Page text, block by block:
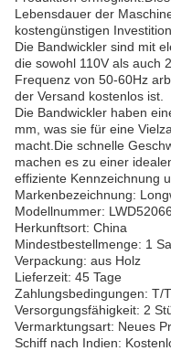
Lebensdauer der
kostengünstigen
Die Bandwickler sind mit
die sowohl 110V als auch
Frequenz von 50-60Hz
der Versand kostenlos ist.
Die Bandwickler haben
mm, was sie für eine
macht.Die schnelle
machen es zu einer
effiziente Kennzeichnung
Markenbezeichnung:
Modellnummer:
Herkunftsort: China
Mindestbestellmenge: 1
Verpackung: aus Holz
Lieferzeit: 45 Tage
Zahlungsbedingungen: T/T
Versorgungsfähigkeit: 2
Vermarktungsart: Neues
Schiff nach Indien: